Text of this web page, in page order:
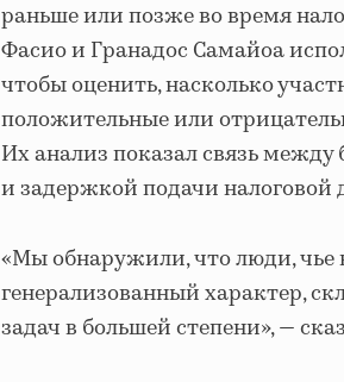
раньше или позже во время
Фасио и Гранадос Самайоа
чтобы оценить, насколько
положительные или
Их анализ показал связь
и задержкой подачи налоговой
«Мы обнаружили, что люди, чье
генерализованный характер,
задач в большей степени», —